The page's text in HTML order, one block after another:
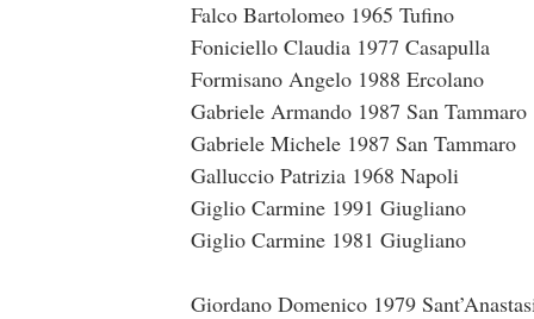
Falco Bartolomeo 1965 Tufino
Foniciello Claudia 1977 Casapulla
Formisano Angelo 1988 Ercolano
Gabriele Armando 1987 San Tammaro
Gabriele Michele 1987 San Tammaro
Galluccio Patrizia 1968 Napoli
Giglio Carmine 1991 Giugliano
Giglio Carmine 1981 Giugliano
Giordano Domenico 1979